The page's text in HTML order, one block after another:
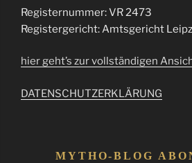
Registernummer: VR 2473
Registergericht: Amtsgericht
hier geht’s zur vollständigen
DATENSCHUTZERKLÄRUNG
MYTHO-BLOG